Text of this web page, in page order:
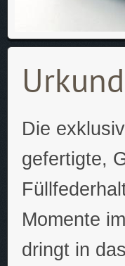
Die
gefertigte,
Momente
dringt in